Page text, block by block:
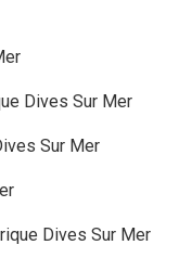
Dives Sur Mer
Sur Mer
Dives Sur Mer